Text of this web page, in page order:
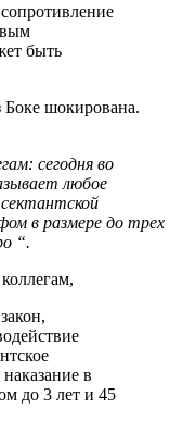
быть
шокирована.
сегодня во
любое
в размере до трех
“.
в
до 3 лет и 45